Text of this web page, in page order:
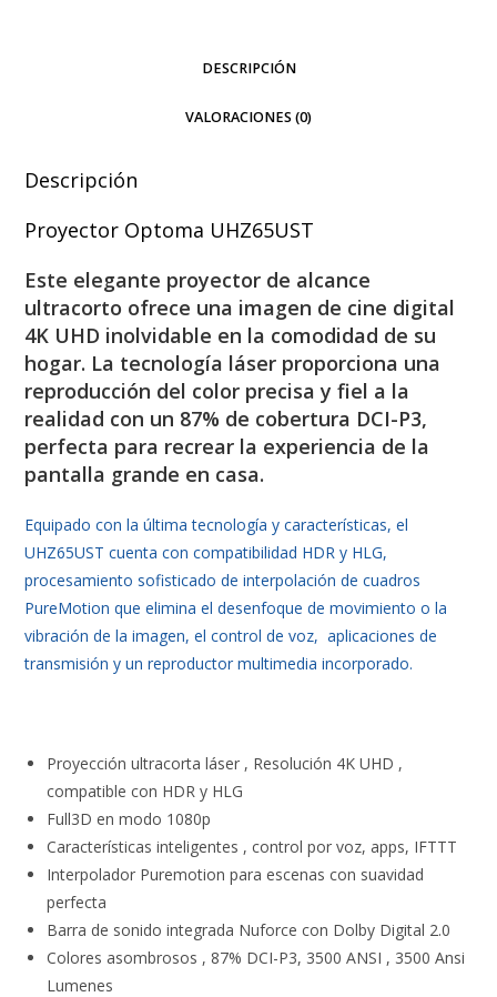
DESCRIPCIÓN
VALORACIONES (0)
Descripción
Proyector Optoma UHZ65UST
Este elegante proyector de alcance
ultracorto ofrece una imagen de cine digital
4K UHD inolvidable en la comodidad de su
hogar. La tecnología láser proporciona una
reproducción del color precisa y fiel a la
realidad con un 87% de cobertura DCI-P3,
perfecta para recrear la experiencia de la
pantalla grande en casa.
Equipado con la última tecnología y características, el
UHZ65UST cuenta con compatibilidad HDR y HLG,
procesamiento sofisticado de interpolación de cuadros
PureMotion que elimina el desenfoque de movimiento o la
vibración de la imagen, el control de voz, aplicaciones de
transmisión y un reproductor multimedia incorporado.
Proyección ultracorta láser , Resolución 4K UHD ,
compatible con HDR y HLG
Full3D en modo 1080p
Características inteligentes , control por voz, apps, IFTTT
Interpolador Puremotion para escenas con suavidad
perfecta
Barra de sonido integrada Nuforce con Dolby Digital 2.0
Colores asombrosos , 87% DCI-P3, 3500 ANSI , 3500 Ansi
Lumenes